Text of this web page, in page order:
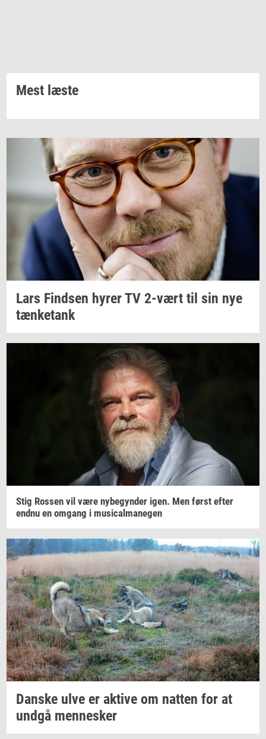
Mest læste
Lars Find­sen hyrer TV 2-vært til sin nye
tæn­ket­ank
Stig Ros­sen vil være ny­be­gyn­der igen. Men først efter
endnu en om­gang i mu­si­cal­ma­ne­gen
Dan­ske ulve er ak­ti­ve om nat­ten for at
undgå men­ne­sker